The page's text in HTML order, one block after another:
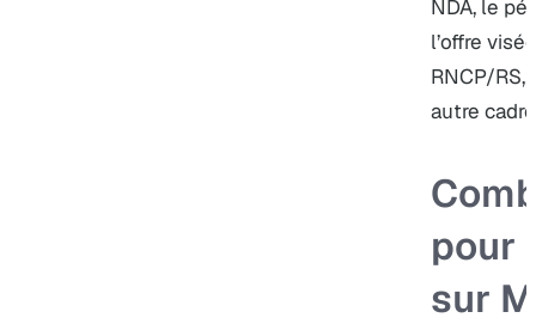
NDA, le
l’offre
RNCP/
autre
pour
sur